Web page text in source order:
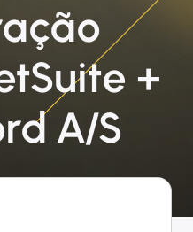
+
A/S